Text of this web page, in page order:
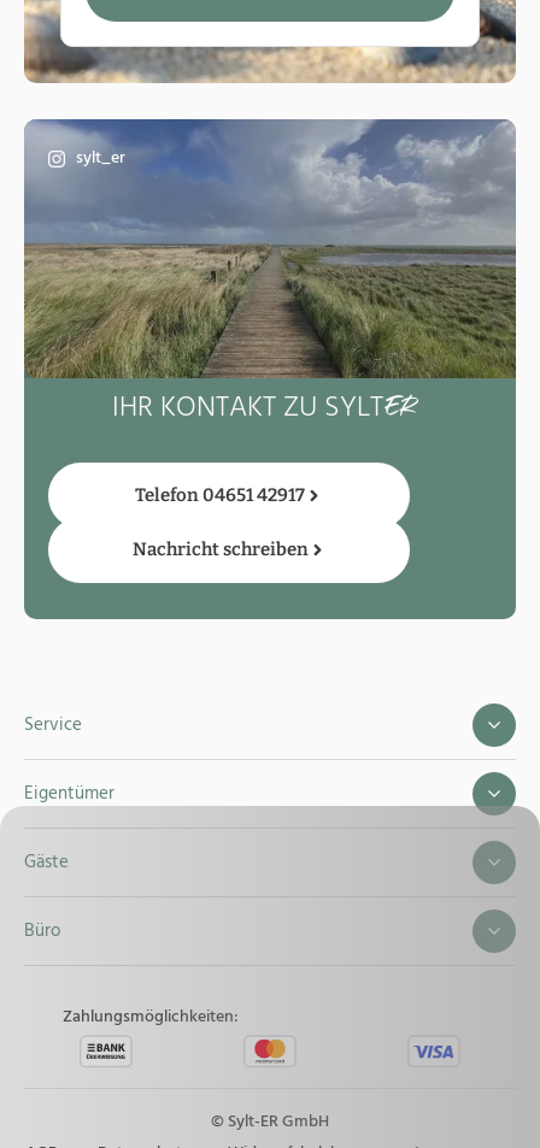
sylt_er
IHR KONTAKT ZU SYLT
Telefon 04651 42917
Nachricht schreiben
Service
Eigentümer
Gäste
Büro
© Sylt-ER GmbH
Zahlungsmöglichkeiten: